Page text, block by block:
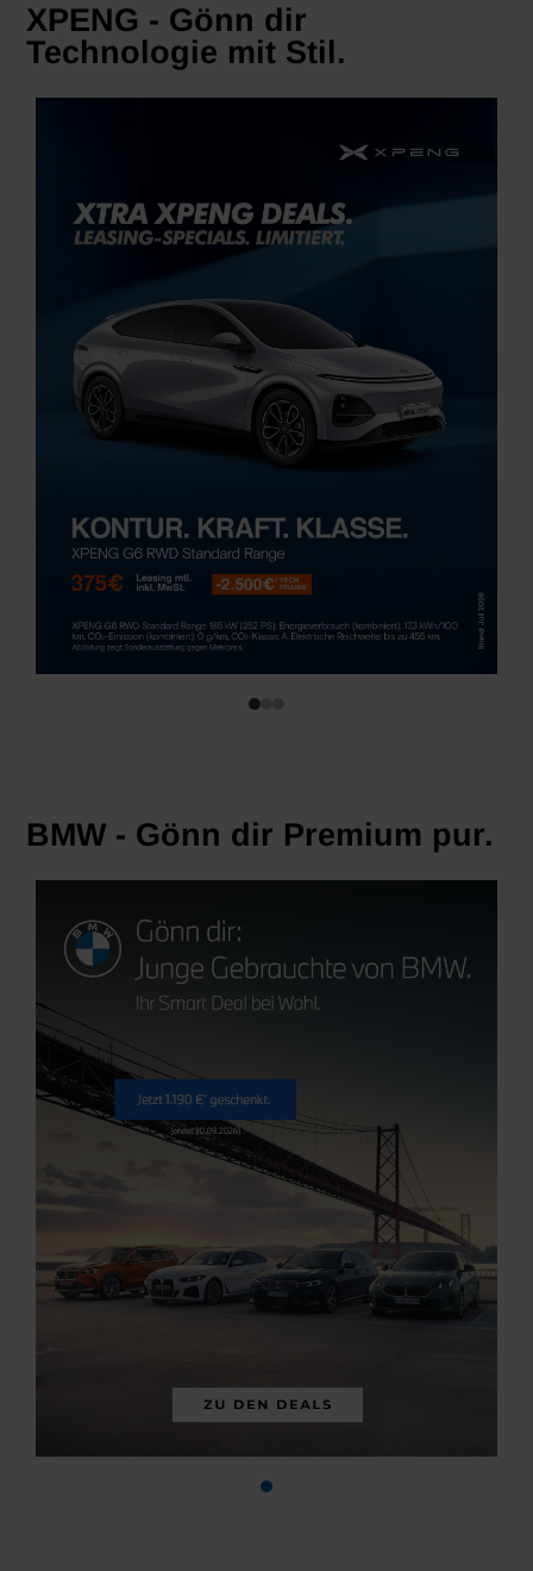
XPENG - Gönn dir
Technologie mit Stil.
BMW - Gönn dir Premium pur.